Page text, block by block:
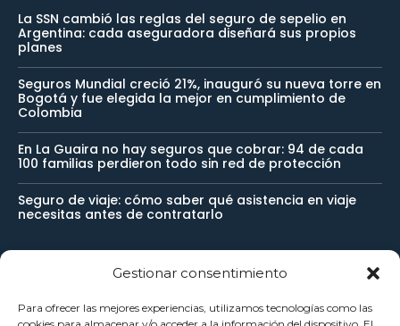
Gestionar consentimiento
Para ofrecer las mejores experiencias, utilizamos tecnologías como las
La SSN cambió las reglas del seguro de sepelio en
Argentina: cada aseguradora diseñará sus propios
planes
Seguros Mundial creció 21%, inauguró su nueva torre en
Bogotá y fue elegida la mejor en cumplimiento de
Colombia
En La Guaira no hay seguros que cobrar: 94 de cada
100 familias perdieron todo sin red de protección
Seguro de viaje: cómo saber qué asistencia en viaje
necesitas antes de contratarlo
Newsletter